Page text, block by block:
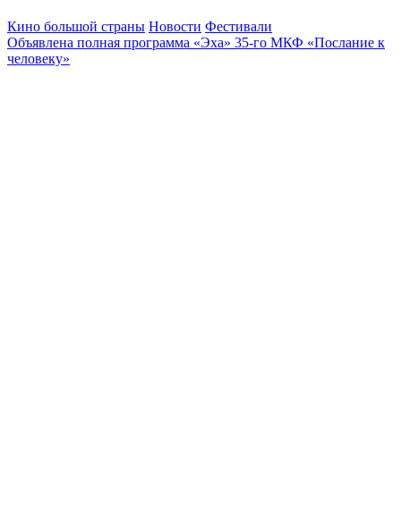
Кино большой страны Новости Фестивали
Объявлена полная программа «Эха» 35-го МКФ «Послание к
человеку»